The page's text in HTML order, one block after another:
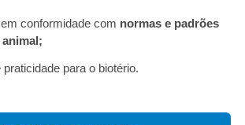
conformidade com normas e padrões
praticidade para o biotério.